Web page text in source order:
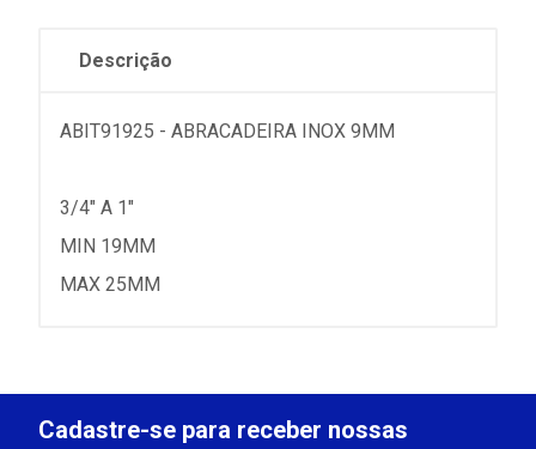
Descrição
ABIT91925 - ABRACADEIRA INOX 9MM
3/4" A 1"
MIN 19MM
MAX 25MM
Cadastre-se para receber nossas